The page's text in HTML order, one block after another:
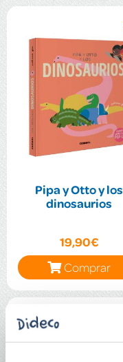
Pipa y Otto y los
dinosaurios
19,90€
Comprar